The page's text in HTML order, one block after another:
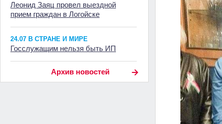
Леонид Заяц провел выездной
прием граждан в Логойске
24.07 В СТРАНЕ И МИРЕ
Госслужащим нельзя быть ИП
Архив новостей